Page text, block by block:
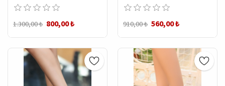
1.300,00 ₺ 800,00 ₺ 910,00 ₺ 560,00 ₺